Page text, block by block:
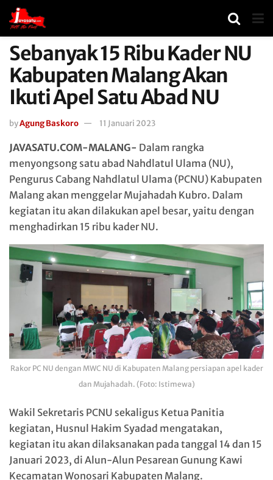
Sebanyak 15 Ribu Kader NU
Kabupaten Malang Akan
Ikuti Apel Satu Abad NU
byAgung Baskoro 11 Januari 2023
JAVASATU.COM-MALANG- Dalam rangka
menyongsong satu abad Nahdlatul Ulama (NU),
Pengurus Cabang Nahdlatul Ulama (PCNU) Kabupaten
Malang akan menggelar Mujahadah Kubro. Dalam
kegiatan itu akan dilakukan apel besar, yaitu dengan
menghadirkan 15 ribu kader NU.
Rakor PC NU dengan MWC NU di Kabupaten Malang persiapan apel kader
dan Mujahadah. (Foto: Istimewa)
Wakil Sekretaris PCNU sekaligus Ketua Panitia
kegiatan, Husnul Hakim Syadad mengatakan,
kegiatan itu akan dilaksanakan pada tanggal 14 dan 15
Januari 2023, di Alun-Alun Pesarean Gunung Kawi
Kecamatan Wonosari Kabupaten Malang.